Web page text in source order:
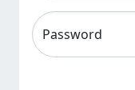
Password